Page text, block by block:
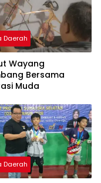
Daerah
Wayang
Bersama
Muda
Daerah